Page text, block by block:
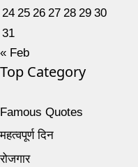
24 25 26 27 28 29 30
31
« Feb
Top Category
Famous Quotes
महत्वपूर्ण दिन
रोजगार